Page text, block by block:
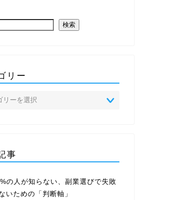
検索
リー
事
の人が知らない、副業選びで失敗
いための「判断軸」